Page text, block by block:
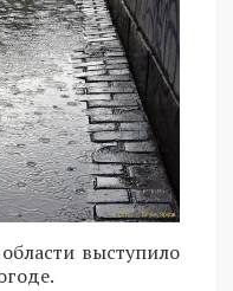
выступило